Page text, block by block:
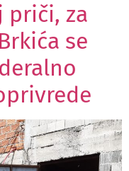
priči, za
se